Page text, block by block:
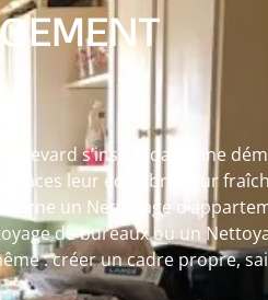
s’inscrit dans une
leur équilibre, leur
un Nettoyage
de bureaux ou un
: créer un cadre propre,